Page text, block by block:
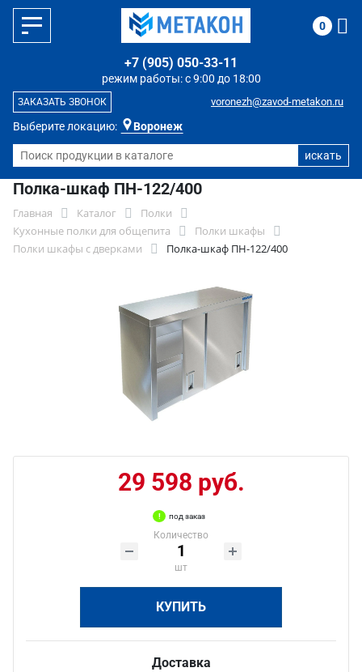
Выберите локацию: Воронеж
режим работы: с 9:00 до 18:00
+7 (905) 050-33-11
voronezh@zavod-metakon.ru
ЗАКАЗАТЬ ЗВОНОК
0
Полка-шкаф ПН-122/400
Главная Каталог
Полки
Кухонные полки для общепита
Полки шкафы
Полки шкафы с дверками
Полка-шкаф ПН-122/400
29 598 руб.
под заказ
Количество
шт
КУПИТЬ
Доставка